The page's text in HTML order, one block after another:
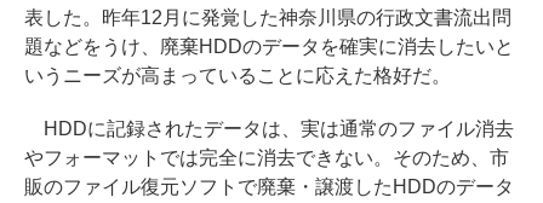
表した。昨年12月に発覚した神奈川県の行政文書流出問
題などをうけ、廃棄HDDのデータを確実に消去したいと
いうニーズが高まっていることに応えた格好だ。
HDDに記録されたデータは、実は通常のファイル消去
やフォーマットでは完全に消去できない。そのため、市
販のファイル復元ソフトで廃棄・譲渡したHDDのデータ